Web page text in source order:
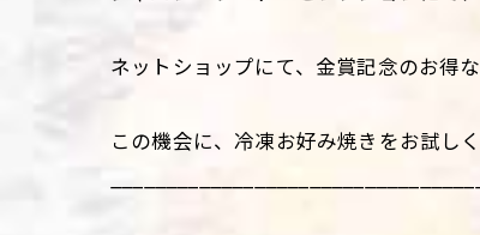
ネットショップにて、金賞記念のお得
この機会に、冷凍お好み焼きをお試し